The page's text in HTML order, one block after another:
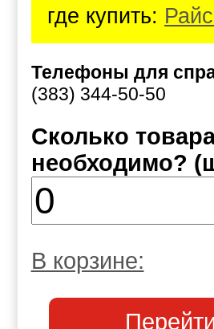
где купить:
Телефоны для
(383) 344-50-50
Сколько
необходимо?
В корзине: